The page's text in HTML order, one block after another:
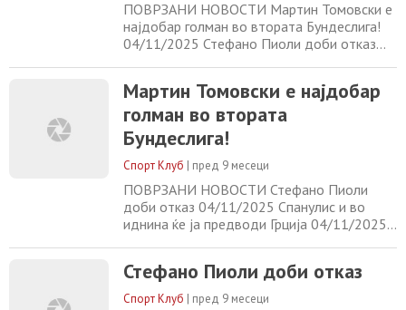
ПОВРЗАНИ НОВОСТИ Мартин Томовски е
најдобар голман во втората Бундеслига!
04/11/2025 Стефано Пиоли доби отказ
Вирц, веројатно ја добив работата во
Реал“ 04/11/2025
Мартин Томовски е најдобар
голман во втората
Бундеслига!
Спорт Клуб | пред 9 месеци
ПОВРЗАНИ НОВОСТИ Стефано Пиоли
доби отказ 04/11/2025 Спанулис и во
иднина ќе ја предводи Грција 04/11/2025
замине на позајмица во Франција
04/11/2025
Стефано Пиоли доби отказ
Спорт Клуб | пред 9 месеци